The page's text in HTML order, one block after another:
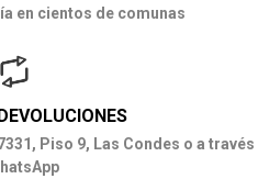
en cientos de comunas
Piso 9, Las Condes o a través